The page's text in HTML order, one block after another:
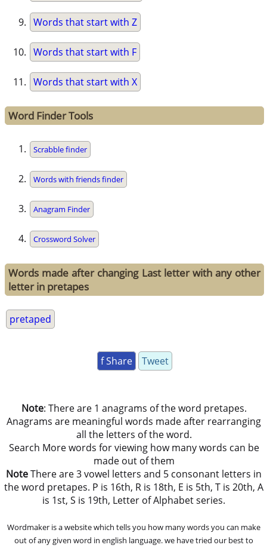
Words that start with Z
Words that start with F
Words that start with X
Word Finder Tools
Scrabble finder
Words with friends finder
Anagram Finder
Crossword Solver
Words made after changing Last letter with any other
letter in pretapes
pretaped
f Share Tweet
Note: There are 1 anagrams of the word pretapes.
Anagrams are meaningful words made after rearranging
all the letters of the word.
Search More words for viewing how many words can be
made out of them
NoteThere are 3 vowel letters and 5 consonant letters in
the word pretapes. P is 16th, R is 18th, E is 5th, T is 20th, A
is 1st, S is 19th, Letter of Alphabet series.
Wordmaker is a website which tells you how many words you can make
out of any given word in english language. we have tried our best to